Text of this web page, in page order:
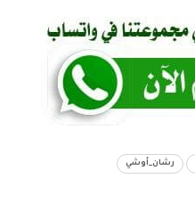
رشان_أوشي